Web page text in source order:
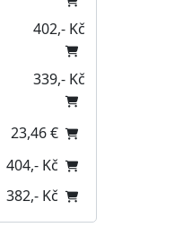
402,- Kč
339,- Kč
23,46 €
404,- Kč
382,- Kč